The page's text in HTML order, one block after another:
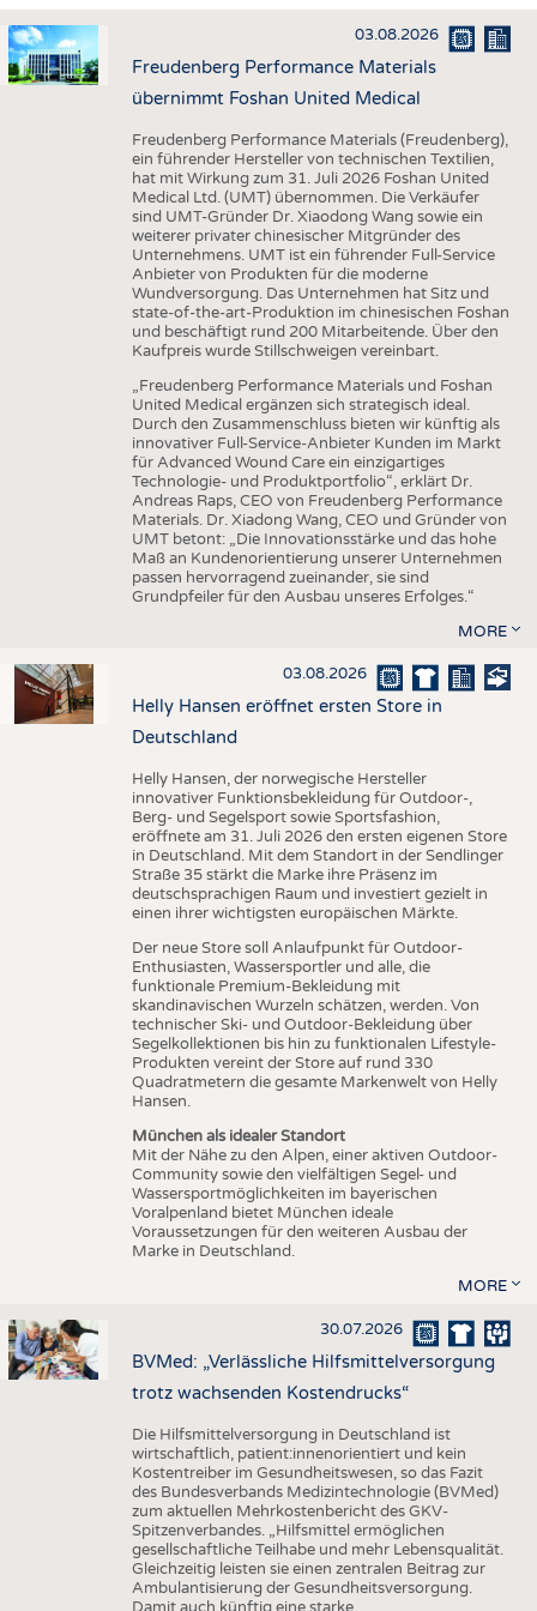
HAUS- UND HEIMTEXTILIEN
BEKLEIDUNG
TESTS
AUSSCHREIBUNGEN
DTV AUSSCHREIBUNGSDIENST
STATISTICS
DAUNENCHECK
ADRESSEN & LINKS
PUBLIKATIONEN
TERMINE
BRANCHENTERMINE
03.08.2026
Freudenberg Performance Materials
übernimmt Foshan United Medical
Freudenberg Performance Materials (Freudenberg),
ein führender Hersteller von technischen Textilien,
hat mit Wirkung zum 31. Juli 2026 Foshan United
Medical Ltd. (UMT) übernommen. Die Verkäufer
sind UMT-Gründer Dr. Xiaodong Wang sowie ein
weiterer privater chinesischer Mitgründer des
Unternehmens. UMT ist ein führender Full-Service
Anbieter von Produkten für die moderne
Wundversorgung. Das Unternehmen hat Sitz und
state-of-the-art-Produktion im chinesischen Foshan
und beschäftigt rund 200 Mitarbeitende. Über den
Kaufpreis wurde Stillschweigen vereinbart.
„Freudenberg Performance Materials und Foshan
United Medical ergänzen sich strategisch ideal.
Durch den Zusammenschluss bieten wir künftig als
innovativer Full-Service-Anbieter Kunden im Markt
für Advanced Wound Care ein einzigartiges
Technologie- und Produktportfolio“, erklärt Dr.
Andreas Raps, CEO von Freudenberg Performance
Materials. Dr. Xiadong Wang, CEO und Gründer von
UMT betont: „Die Innovationsstärke und das hohe
Maß an Kundenorientierung unserer Unternehmen
passen hervorragend zueinander, sie sind
Grundpfeiler für den Ausbau unseres Erfolges.“
MORE
03.08.2026
Helly Hansen eröffnet ersten Store in
Deutschland
Helly Hansen, der norwegische Hersteller
innovativer Funktionsbekleidung für Outdoor-,
Berg- und Segelsport sowie Sportsfashion,
eröffnete am 31. Juli 2026 den ersten eigenen Store
in Deutschland. Mit dem Standort in der Sendlinger
Straße 35 stärkt die Marke ihre Präsenz im
deutschsprachigen Raum und investiert gezielt in
einen ihrer wichtigsten europäischen Märkte.
Der neue Store soll Anlaufpunkt für Outdoor-
Enthusiasten, Wassersportler und alle, die
funktionale Premium-Bekleidung mit
skandinavischen Wurzeln schätzen, werden. Von
technischer Ski- und Outdoor-Bekleidung über
Segelkollektionen bis hin zu funktionalen Lifestyle-
Produkten vereint der Store auf rund 330
Quadratmetern die gesamte Markenwelt von Helly
Hansen.
München als idealer Standort
Mit der Nähe zu den Alpen, einer aktiven Outdoor-
Community sowie den vielfältigen Segel- und
Wassersportmöglichkeiten im bayerischen
Voralpenland bietet München ideale
Voraussetzungen für den weiteren Ausbau der
Marke in Deutschland.
MORE
30.07.2026
BVMed: „Verlässliche Hilfsmittelversorgung
trotz wachsenden Kostendrucks“
Die Hilfsmittelversorgung in Deutschland ist
wirtschaftlich, patient:innenorientiert und kein
Kostentreiber im Gesundheitswesen, so das Fazit
des Bundesverbands Medizintechnologie (BVMed)
zum aktuellen Mehrkostenbericht des GKV-
Spitzenverbandes. „Hilfsmittel ermöglichen
gesellschaftliche Teilhabe und mehr Lebensqualität.
Gleichzeitig leisten sie einen zentralen Beitrag zur
Ambulantisierung der Gesundheitsversorgung.
Damit auch künftig eine starke